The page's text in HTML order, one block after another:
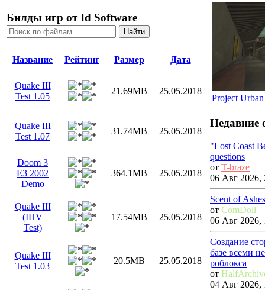
Билды игр от Id Software
Название Рейтинг Размер Дата
Quake III
Test 1.05
21.69MB 25.05.2018
Quake III
Test 1.07
31.74MB 25.05.2018
Doom 3
E3 2002
Demo
364.1MB 25.05.2018
Quake III
(IHV
Test)
17.54MB 25.05.2018
Quake III
Test 1.03
20.5MB 25.05.2018
Project
Недавние
"Lost Coast
questions
от T-braze
06 Авг 2026,
Scent of Ashes
от ComDoll
06 Авг 2026,
Создание
базе всеми
роблокса
от
04 Авг 2026,